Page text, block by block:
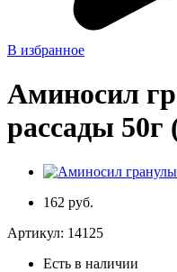
В избранное
Аминосил
рассады 50г
162 руб.
Артикул: 14125
Есть в наличии